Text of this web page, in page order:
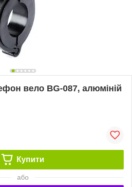
вело BG-087, алюміній
Купити
або